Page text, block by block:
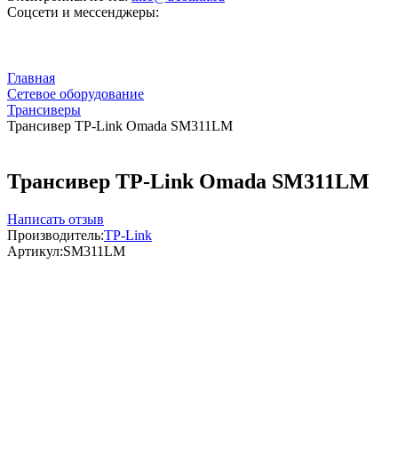
Соцсети и мессенджеры:
Главная
Сетевое оборудование
Трансиверы
Трансивер TP-Link Omada SM311LM
Трансивер TP-Link Omada SM311LM
Написать отзыв
Производитель:TP-Link
Артикул:SM311LM